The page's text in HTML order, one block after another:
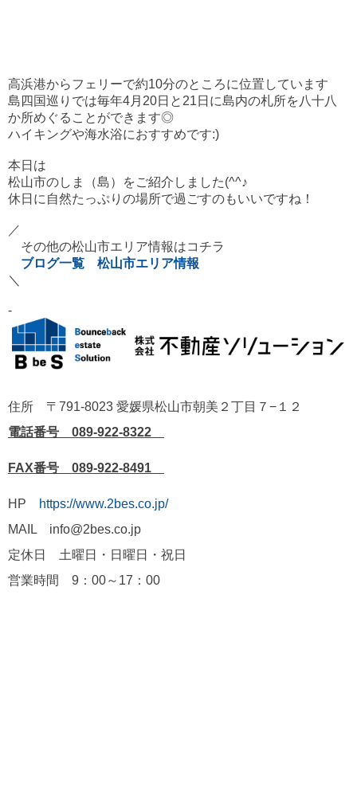
高浜港からフェリーで約10分のところに位置しています
島四国巡りでは毎年4月20日と21日に島内の札所を八十八
か所めぐることができます◎
ハイキングや海水浴におすすめです:)
本日は
松山市のしま（島）をご紹介しました(^^♪
休日に自然たっぷりの場所で過ごすのもいいですね！
／
その他の松山市エリア情報はコチラ
ブログ一覧 松山市エリア情報
＼
-
住所 〒791-8023 愛媛県松山市朝美２丁目７−１２
電話番号 089-922-8322
FAX番号 089-922-8491
HP
https://www.2bes.co.jp/
MAIL info@2bes.co.jp
定休日 土曜日・日曜日・祝日
営業時間 9：00～17：00